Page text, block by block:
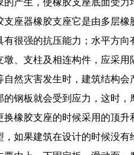
支座器橡胶支座它是由多层
有很强的抗压能力；水平方
墩、支柱及相连构件，应采
自然灾害发生时，建筑结构
的钢板就会受到应力，这时
换橡胶支座的时候采用的顶
，如果建筑在设计的时候没